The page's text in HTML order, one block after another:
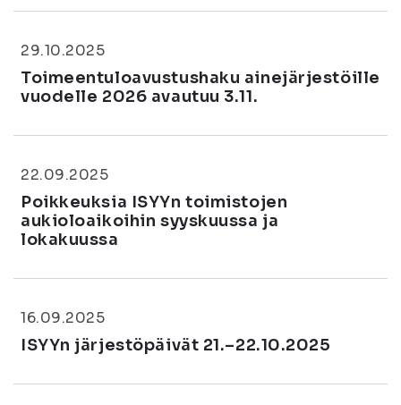
29.10.2025
Toimeentuloavustushaku ainejärjestöille
vuodelle 2026 avautuu 3.11.
22.09.2025
Poikkeuksia ISYYn toimistojen
aukioloaikoihin syyskuussa ja
lokakuussa
16.09.2025
ISYYn järjestöpäivät 21.–22.10.2025